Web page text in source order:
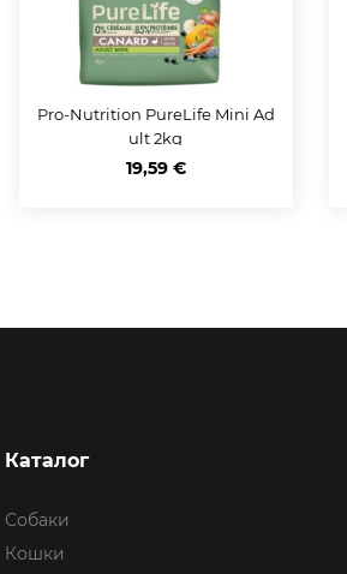
Pro-Nutrition PureLife Mini Ad
ult 2kg
19,59 €
Каталог
Собаки
Кошки